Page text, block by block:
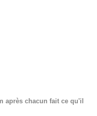
après chacun fait ce qu'il